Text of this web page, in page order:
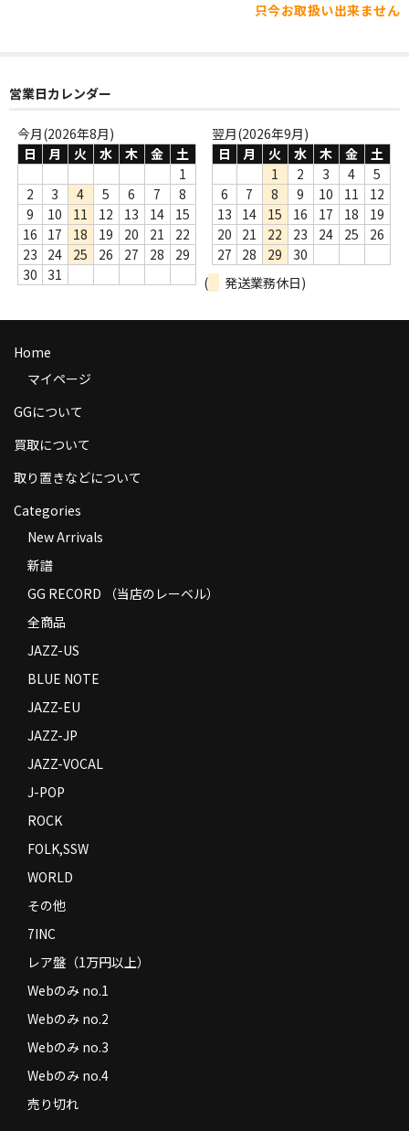
Webのみ no.2
Webのみ no.3
売り切れ
Help
送料
返品
コンディション
Privacy Policy
特定商取引法に基づく表示
Contact
只今お取扱い出来ません
営業日カレンダー
今月(2026年8月)
日
月 火 水 木 金
土
1
2
3 4 5 6 7
8
9
10 11 12 13 14
15
16
17 18 19 20 21
22
23
24 25 26 27 28
29
30
31
翌月(2026年9月)
日
月 火 水 木 金
土
1
2 3 4
5
6
7 8 9 10 11
12
13
14 15 16 17 18
19
20
21 22 23 24 25
26
27
28 29
30
(
発送業務休日)
Home
マイページ
GGについて
買取について
取り置きなどについて
Categories
New Arrivals
新譜
GG RECORD （当店のレーベル）
全商品
JAZZ-US
BLUE NOTE
JAZZ-EU
JAZZ-JP
JAZZ-VOCAL
J-POP
ROCK
FOLK,SSW
WORLD
その他
7INC
レア盤（1万円以上）
Webのみ no.1
Webのみ no.2
Webのみ no.3
Webのみ no.4
売り切れ